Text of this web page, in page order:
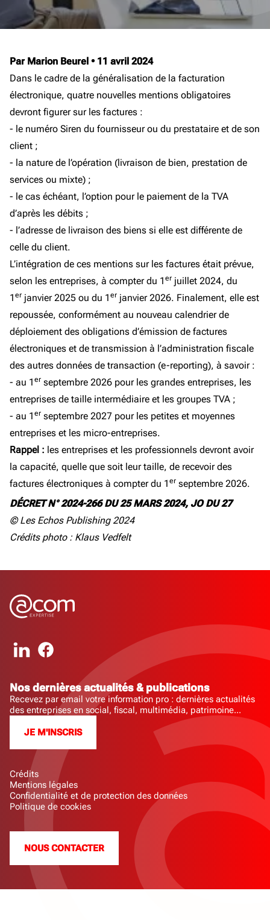
Par Marion Beurel • 11 avril 2024
Dans le cadre de la généralisation de la facturation
électronique, quatre nouvelles mentions obligatoires
devront figurer sur les factures :
- le numéro Siren du fournisseur ou du prestataire et de son
client ;
- la nature de l’opération (livraison de bien, prestation de
services ou mixte) ;
- le cas échéant, l’option pour le paiement de la TVA
d’après les débits ;
- l’adresse de livraison des biens si elle est différente de
celle du client.
L’intégration de ces mentions sur les factures était prévue,
selon les entreprises, à compter du 1 er juillet 2024, du
1 er janvier 2025 ou du 1 er janvier 2026. Finalement, elle est
repoussée, conformément au nouveau calendrier de
déploiement des obligations d’émission de factures
électroniques et de transmission à l’administration fiscale
des autres données de transaction (e-reporting), à savoir :
- au 1 er septembre 2026 pour les grandes entreprises, les
entreprises de taille intermédiaire et les groupes TVA ;
- au 1 er septembre 2027 pour les petites et moyennes
entreprises et les micro-entreprises.
Rappel : les entreprises et les professionnels devront avoir
la capacité, quelle que soit leur taille, de recevoir des
factures électroniques à compter du 1 er septembre 2026.
DÉCRET N° 2024-266 DU 25 MARS 2024, JO DU 27
© Les Echos Publishing 2024
Crédits photo : Klaus Vedfelt
Crédits
Mentions légales
Confidentialité et de protection des données
Politique de cookies
NOUS CONTACTER
Nos dernières actualités & publications
Recevez par email votre information pro : dernières actualités
des entreprises en social, fiscal, multimédia, patrimoine...
JE M'INSCRIS